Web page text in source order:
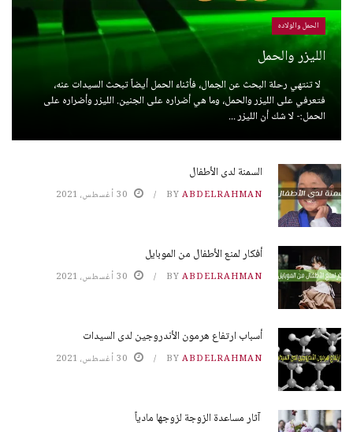
الحمل والولاده
الليزر والحمل
لا تنتهي رحلة البحث عن الجمال، فأثناء الحمل أيضاً تبحث السيدات عنه،
فتعرفي على الليزر والحمل، وما هي أضراره على الجنين. الليزر وأضراره على
الحمل:- لا شك أن الليزر ...
السمنة لدى الأطفال
BY ABDELRAHMAN 30 أغسطس، 2021
أفكار لمنع الأطفال من الموبايل
BY ABDELRAHMAN 30 أغسطس، 2021
أسباب ارتفاع هرمون الأندروجين لدى السيدات
BY ABDELRAHMAN 30 أغسطس، 2021
آثار مساعدة الزوجة لزوجها مادياً